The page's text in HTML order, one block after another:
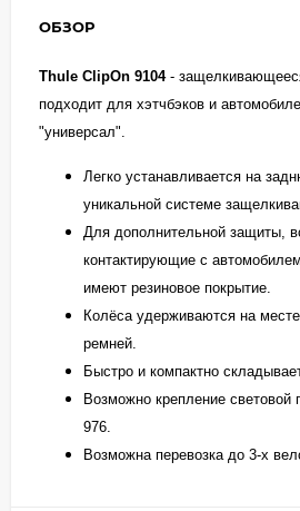
ОБЗОР
Thule ClipOn 9104-
подходит для хэтчбэков и
"универсал".
Легко устанавливается на
уникальной системе
Для дополнительной защиты,
контактирующие с
имеют резиновое покрытие.
Колёса удерживаются на
ремней.
Быстро и компактно
Возможно крепление световой
976.
Возможна перевозка до 3-х